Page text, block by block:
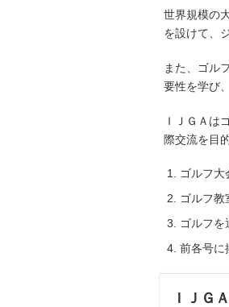
世界規模の
を設けて、
また、ゴル
要性を学び
ＩＪＧＡは
際交流を目
ゴルフ
ゴルフ教
ゴルフ
前各号に
ＩＪＧ